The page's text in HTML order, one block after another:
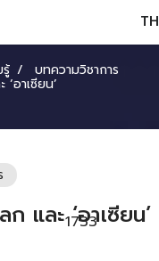
TH
บทความวิชาการ
อาเซียน’
1733
และ ‘อาเซียน’